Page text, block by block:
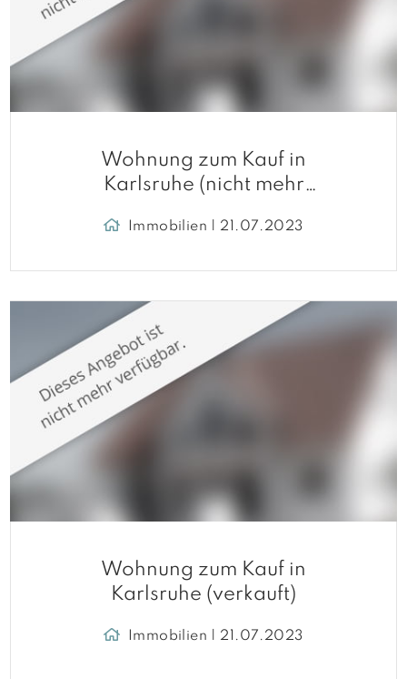
Wohnung zum Kauf in
Karlsruhe (nicht mehr
Immobilien | 21.07.2023
Wohnung zum Kauf in
Karlsruhe (verkauft)
Immobilien | 21.07.2023